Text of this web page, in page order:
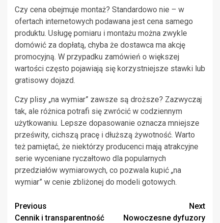
Czy cena obejmuje montaż? Standardowo nie – w
ofertach internetowych podawana jest cena samego
produktu. Usługę pomiaru i montażu można zwykle
domówić za dopłatą, chyba że dostawca ma akcję
promocyjną. W przypadku zamówień o większej
wartości często pojawiają się korzystniejsze stawki lub
gratisowy dojazd.
Czy plisy „na wymiar” zawsze są droższe? Zazwyczaj
tak, ale różnica potrafi się zwrócić w codziennym
użytkowaniu. Lepsze dopasowanie oznacza mniejsze
prześwity, cichszą pracę i dłuższą żywotność. Warto
też pamiętać, że niektórzy producenci mają atrakcyjne
serie wyceniane ryczałtowo dla popularnych
przedziałów wymiarowych, co pozwala kupić „na
wymiar” w cenie zbliżonej do modeli gotowych.
Continue
Previous
Cennik i transparentność
Next
Nowoczesne dyfuzory